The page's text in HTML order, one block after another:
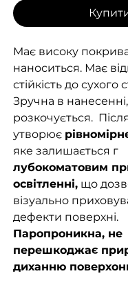
Має високу
наноситься. Має
стійкість до сухого
Зручна в
розкочується.
утворює
яке залишається г
лубокоматовим
освітленні, що
візуально
дефекти поверхні.
Паропроникна, не
перешкоджає
диханню